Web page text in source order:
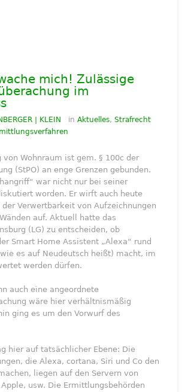
mich! Zulässige
im
| KLEIN inAktuelles,Strafrecht
von Wohnraum ist gem. § 100c der
(StPO) an enge Grenzen gebunden.
war nicht nur bei seiner
worden. Er wirft auch heute
der Verwertbarkeit von Aufzeichnungen
auf. Aktuell hatte das
(LG) zu entscheiden, ob
Smart Home Assistent „Alexa“ rund
es auf Neudeutsch heißt) macht, im
werden dürfen.
auch eine angeordnete
wäre hier verhältnismäßig
ging es um den Vorwurf des
hier auf tatsächlicher Ebene: Die
die Alexa, cortana, Siri und Co den
liegen auf den Servern von
usw. Die Ermittlungsbehörden